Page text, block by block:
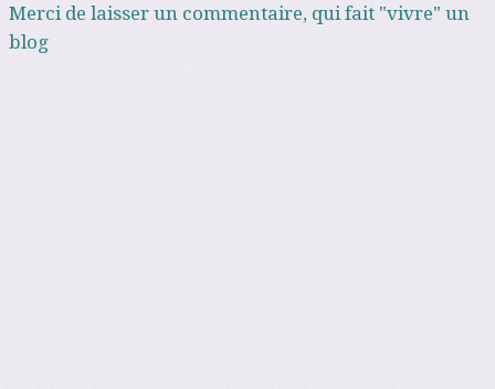
Merci de laisser un commentaire, qui fait "vivre" un
blog